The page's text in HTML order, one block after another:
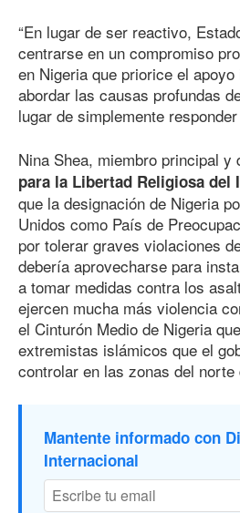
“En lugar de ser reactivo,
centrarse en un compromiso
en Nigeria que priorice el
abordar las causas profundas
lugar de simplemente
Nina Shea, miembro principal y
para la Libertad Religiosa del
que la designación de Nigeria
Unidos como País de
por tolerar graves violaciones
debería aprovecharse para
a tomar medidas contra los
ejercen mucha más violencia
el Cinturón Medio de Nigeria
extremistas islámicos que el
controlar en las zonas del norte
Mantente informado con
Internacional